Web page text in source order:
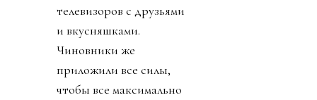
телевизоров с друзьями
и вкусняшками.
Чиновники же
приложили все силы,
чтобы все максимально